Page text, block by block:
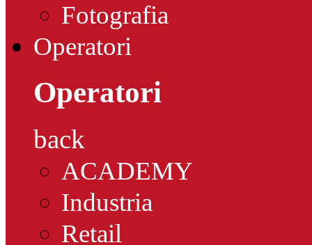
Fotografia
Operatori
Operatori
back
ACADEMY
Industria
Retail